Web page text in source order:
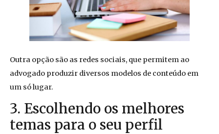
Outra opção são as redes sociais, que permitem ao
advogado produzir diversos modelos de conteúdo em
um só lugar.
3. Escolhendo os melhores
temas para o seu perfil